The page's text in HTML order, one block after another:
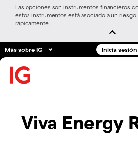
Las opciones son instrumentos financieros
estos instrumentos está asociado a un
rápidamente.
Más sobre IG Inicia sesión
Viva Energy